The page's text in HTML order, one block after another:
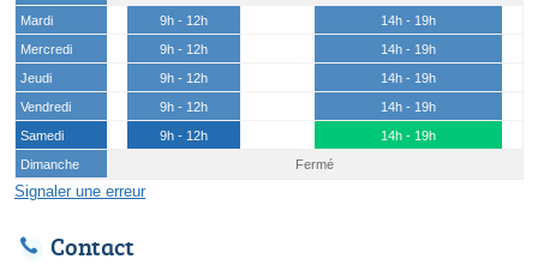
Mardi
9h - 12h
14h - 19h
Mercredi
9h - 12h
14h - 19h
Jeudi
9h - 12h
14h - 19h
Vendredi
9h - 12h
14h - 19h
Samedi
9h - 12h
14h - 19h
Dimanche
Fermé
Signaler une erreur
Contact